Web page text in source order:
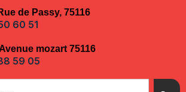
de Passy, 75116
60 51
mozart 75116
59 05